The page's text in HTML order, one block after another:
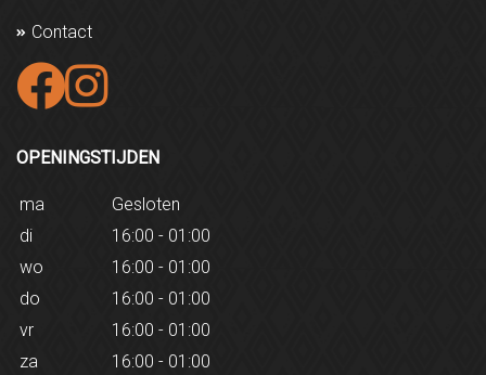
Contact
OPENINGSTIJDEN
ma
Gesloten
di
16:00 - 01:00
wo
16:00 - 01:00
do
16:00 - 01:00
vr
16:00 - 01:00
za
16:00 - 01:00